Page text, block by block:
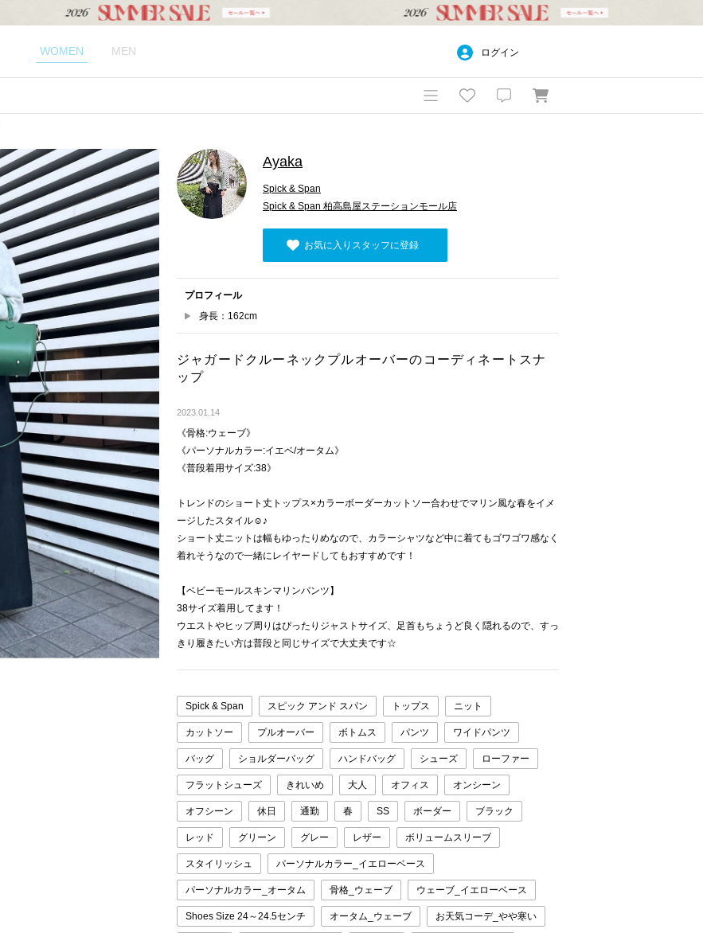
WOMEN MEN ログイン
Ayaka
Spick & Span
Spick & Span 柏高島屋ステーションモール店
お気に入りスタッフに登録
プロフィール
身長：162cm
ジャガードクルーネックプルオーバーのコーディネートスナ
ップ
2023.01.14
《骨格:ウェーブ》
《パーソナルカラー:イエベ/オータム》
《普段着用サイズ:38》
トレンドのショート丈トップス×カラーボーダーカットソー合わせでマリン風な春をイメ
ージしたスタイル☺︎♪
ショート丈ニットは幅もゆったりめなので、カラーシャツなど中に着てもゴワゴワ感なく
着れそうなので一緒にレイヤードしてもおすすめです！
【ベビーモールスキンマリンパンツ】
38サイズ着用してます！
ウエストやヒップ周りはぴったりジャストサイズ、足首もちょうど良く隠れるので、すっ
きり履きたい方は普段と同じサイズで大丈夫です☆
Spick & Span スピック アンド スパン トップス ニット
カットソー プルオーバー ボトムス パンツ ワイドパンツ
バッグ ショルダーバッグ ハンドバッグ シューズ ローファー
フラットシューズ きれいめ 大人 オフィス オンシーン
オフシーン 休日 通勤 春 SS ボーダー ブラック
レッド グリーン グレー レザー ボリュームスリーブ
スタイリッシュ パーソナルカラー_イエローベース
パーソナルカラー_オータム 骨格_ウェーブ ウェーブ_イエローベース
Shoes Size 24～24.5センチ オータム_ウェーブ お天気コーデ_やや寒い